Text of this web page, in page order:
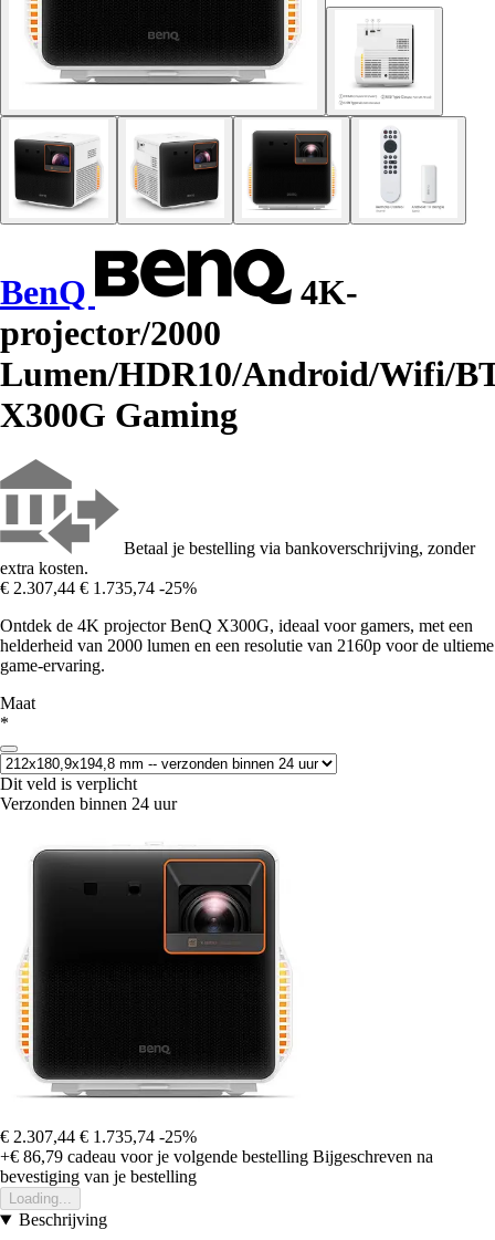
BenQ
4K-
projector/2000
Lumen/HDR10/Android/Wifi/
X300G Gaming
Betaal je bestelling via bankoverschrijving, zonder
extra kosten.
€ 2.307,44 € 1.735,74 -25%
Ontdek de 4K projector BenQ X300G, ideaal voor gamers, met een
helderheid van 2000 lumen en een resolutie van 2160p voor de ultieme
game-ervaring.
Maat
*
Dit veld is verplicht
Verzonden binnen 24 uur
€ 2.307,44 € 1.735,74 -25%
+€ 86,79 cadeau voor je volgende bestelling Bijgeschreven na
bevestiging van je bestelling
Loading...
Beschrijving